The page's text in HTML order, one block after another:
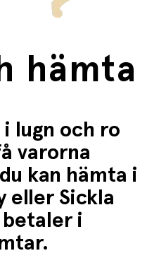
hämta
i lugn och ro
varorna
kan hämta i
eller Sickla
i